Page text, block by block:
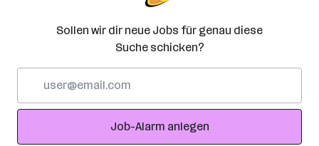
Sollen wir dir neue Jobs für genau diese
Suche schicken?
Adresse
Job-Alarm anlegen